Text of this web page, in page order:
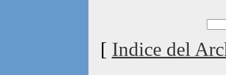
[ Indice del